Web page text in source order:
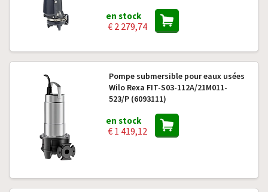
en stock
€ 2 279,74
Pompe submersible pour eaux usées
Wilo Rexa FIT-S03-112A/21M011-
523/P (6093111)
en stock
€ 1 419,12